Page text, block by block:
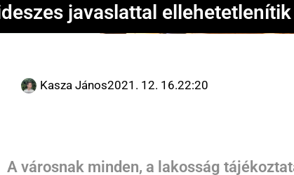
javaslattal
Kasza János2021. 12. 16.22:20
A városnak minden, a lakosság